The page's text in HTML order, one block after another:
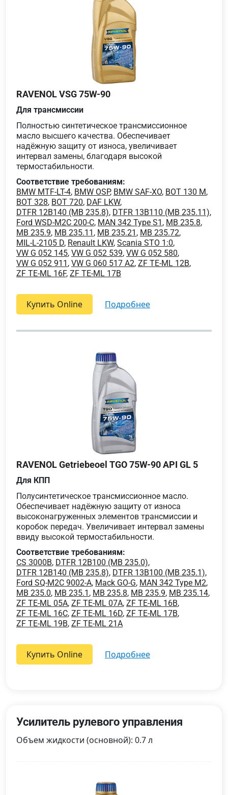
RAVENOL VSG 75W-90
Для трансмиссии
Полностью синтетическое трансмиссионное
масло высшего качества. Обеспечивает
надёжную защиту от износа, увеличивает
интервал замены, благодаря высокой
термостабильности.
Соответствие требованиям:
BMW MTF-LT-4, BMW OSP, BMW SAF-XO, BOT 130 M,
BOT 328, BOT 720, DAF LKW,
DTFR 12B140 (MB 235.8), DTFR 13B110 (MB 235.11),
Ford WSD-M2C 200-C, MAN 342 Type S1 , MB 235.8,
MB 235.9, MB 235.11 , MB 235.21 , MB 235.72,
MIL-L-2105 D, Renault LKW, Scania STO 1:0,
VW G 052 145, VW G 052 539, VW G 052 580,
VW G 052 911 , VW G 060 517 A2, ZF TE-ML 12B,
ZF TE-ML 16F, ZF TE-ML 17B
Купить Online подробнее
RAVENOL Getriebeoel TGO 75W-90 API GL 5
Для КПП
Полусинтетическое трансмиссионное масло.
Обеспечивает надёжную защиту от износа
высоконагруженных элементов трансмиссии и
коробок передач. Увеличивает интервал замены
ввиду высокой термостабильности.
Соответствие требованиям:
CS 3000B, DTFR 12B100 (MB 235.0),
DTFR 12B140 (MB 235.8), DTFR 13B100 (MB 235.1),
Ford SQ-M2C 9002-A, Mack GO-G, MAN 342 Type M2,
MB 235.0, MB 235.1 , MB 235.8, MB 235.9, MB 235.14,
ZF TE-ML 05A, ZF TE-ML 07A, ZF TE-ML 16B,
ZF TE-ML 16C, ZF TE-ML 16D, ZF TE-ML 17B,
ZF TE-ML 19B, ZF TE-ML 21A
Купить Online подробнее
Усилитель рулевого управления
Объем жидкости (основной): 0.7 л